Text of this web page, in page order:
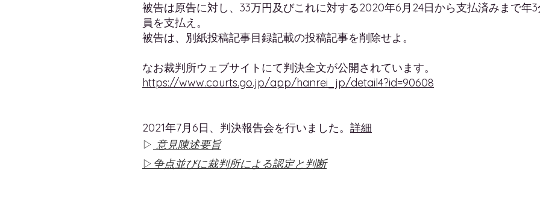
被告は原告に対し、33万円及びこれに対する2020年6月24日から支払済みまで年
員を支払え。
被告は、別紙投稿記事目録記載の投稿記事を削除せよ。
なお裁判所ウェブサイトにて判決全文が公開されています。
https://www.courts.go.jp/app/hanrei_jp/detail4?id=90608
2021年7月6日、判決報告会を行いました。 詳細
​▷ 意見陳述要旨
▷ 争点並びに裁判所による認定と判断